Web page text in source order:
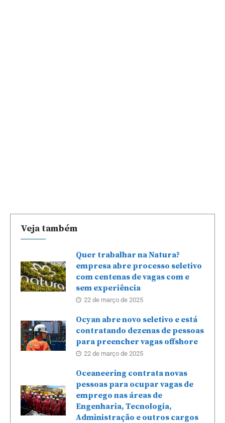
Veja também
Quer trabalhar na Natura?
empresa abre processo seletivo
com centenas de vagas com e
sem experiência
22 de março de 2025
Ocyan abre novo seletivo e está
contratando dezenas de pessoas
para preencher vagas offshore
22 de março de 2025
Oceaneering contrata novas
pessoas para ocupar vagas de
emprego nas áreas de
Engenharia, Tecnologia,
Administração e outros cargos